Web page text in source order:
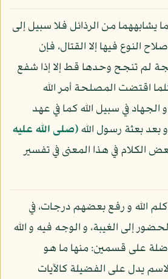
يشابههما من الرذائل فلا سبيل إلى
النوع فيها إلا القتال، فإن
لم تنجح وحدها قط إلا إذا شفع
اقتضت المصلحة أمر الله
في سبيل الله كما في عهد
بعد بعثة رسول الله(صلى الله عليه
الكلام في هذا المعنى في تفسير
الله و رفع بعضهم درجات، في
إلى الغيبة، و الوجه فيه و الله
على قسمين: منها ما هو
يدل على الفضيلة كالآيات